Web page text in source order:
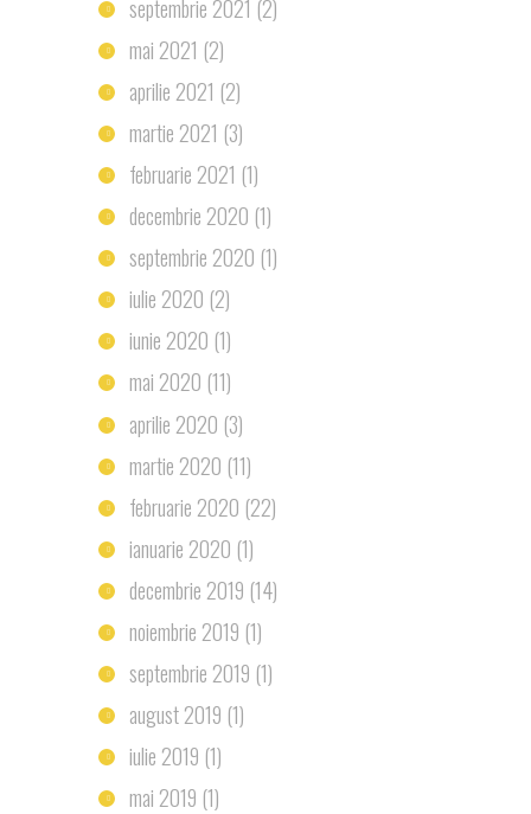
septembrie 2021 (2)
mai 2021 (2)
aprilie 2021 (2)
martie 2021 (3)
februarie 2021 (1)
decembrie 2020 (1)
septembrie 2020 (1)
iulie 2020 (2)
iunie 2020 (1)
mai 2020 (11)
aprilie 2020 (3)
martie 2020 (11)
februarie 2020 (22)
ianuarie 2020 (1)
decembrie 2019 (14)
noiembrie 2019 (1)
septembrie 2019 (1)
august 2019 (1)
iulie 2019 (1)
mai 2019 (1)